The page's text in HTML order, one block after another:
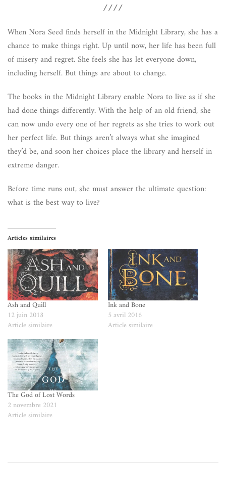
////
When Nora Seed finds herself in the Midnight Library, she has a
chance to make things right. Up until now, her life has been full
of misery and regret. She feels she has let everyone down,
including herself. But things are about to change.
The books in the Midnight Library enable Nora to live as if she
had done things differently. With the help of an old friend, she
can now undo every one of her regrets as she tries to work out
her perfect life. But things aren’t always what she imagined
they’d be, and soon her choices place the library and herself in
extreme danger.
Before time runs out, she must answer the ultimate question:
what is the best way to live?
Articles similaires
Ash and Quill
12 juin 2018
Article similaire
Ink and Bone
5 avril 2016
Article similaire
The God of Lost Words
2 novembre 2021
Article similaire